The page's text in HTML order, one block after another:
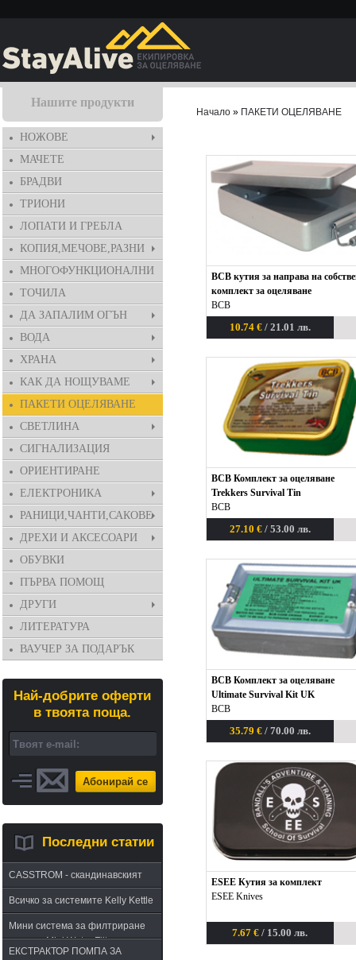
Нашите продукти
НОЖОВЕ
МАЧЕТЕ
БРАДВИ
ТРИОНИ
ЛОПАТИ И ГРЕБЛА
КОПИЯ,МЕЧОВЕ,РАЗНИ
МНОГОФУНКЦИОНАЛНИ
ТОЧИЛА
ДА ЗАПАЛИМ ОГЪН
ВОДА
ХРАНА
КАК ДА НОЩУВАМЕ
ПАКЕТИ ОЦЕЛЯВАНЕ
СВЕТЛИНА
СИГНАЛИЗАЦИЯ
ОРИЕНТИРАНЕ
ЕЛЕКТРОНИКА
РАНИЦИ,ЧАНТИ,САКОВЕ
ДРЕХИ И АКСЕСОАРИ
ОБУВКИ
ПЪРВА ПОМОЩ
ДРУГИ
ЛИТЕРАТУРА
ВАУЧЕР ЗА ПОДАРЪК
Най-добрите оферти
в твоята поща.
Абонирай се
Последни статии
CASSTROM - скандинавският
път в оцеляването или
бушкрафт по лапландски
Всичко за системите Kelly Kettle
Мини система за филтриране
на вода Mini Water Filter
ЕКСТРАКТОР ПОМПА ЗА
Начало» ПАКЕТИ ОЦЕЛЯВАНЕ
BCB кутия за направа на
комплект за оцеляване
BCB
10.74 € / 21.01 лв.
BCB Комплект за оцеляване
Trekkers Survival Tin
BCB
27.10 € / 53.00 лв.
BCB Комплект за оцеляване
Ultimate Survival Kit UK
BCB
35.79 € / 70.00 лв.
ESEE Кутия за комплект
ESEE Knives
7.67 € / 15.00 лв.